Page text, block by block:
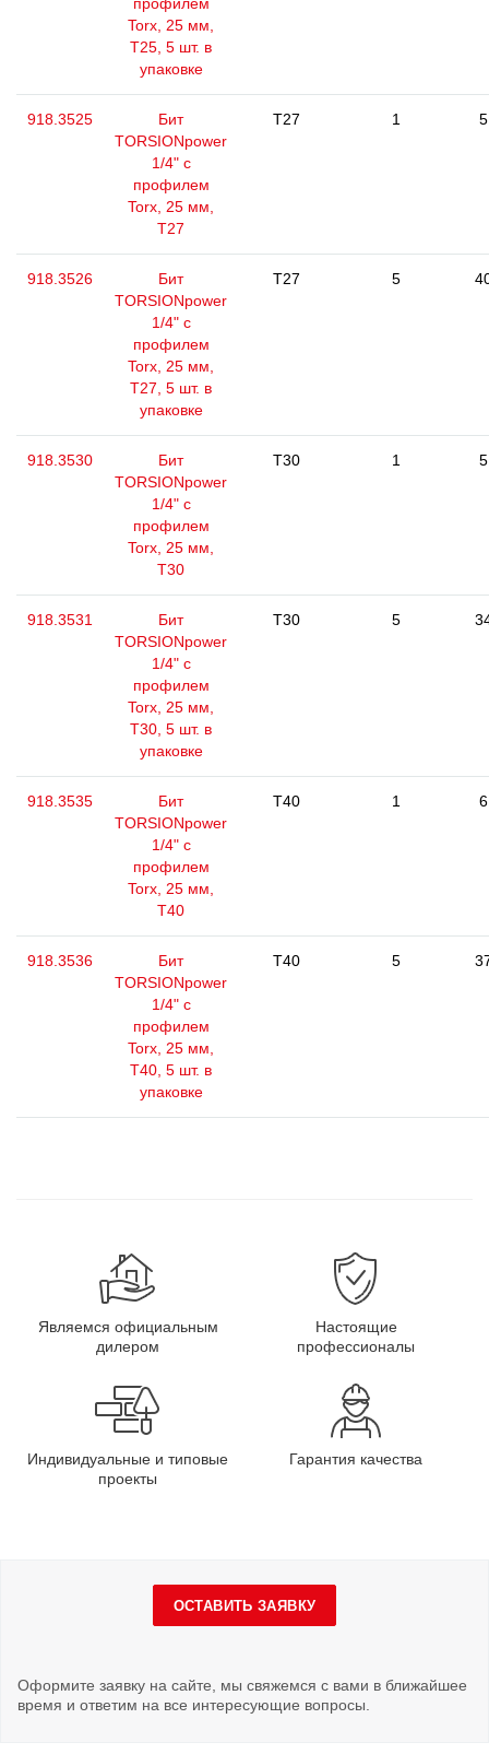
Torx, 25 мм,
Т25, 5 шт. в
упаковке
918.3525
Бит
TORSIONpower
1/4" с
профилем
Torx, 25 мм,
Т27
T27 1 5
918.3526
Бит
TORSIONpower
1/4" с
профилем
Torx, 25 мм,
Т27, 5 шт. в
упаковке
T27 5
918.3530
Бит
TORSIONpower
1/4" с
профилем
Torx, 25 мм,
Т30
T30 1 5
918.3531
Бит
TORSIONpower
1/4" с
профилем
Torx, 25 мм,
Т30, 5 шт. в
упаковке
T30 5
918.3535
Бит
TORSIONpower
1/4" с
профилем
Torx, 25 мм,
Т40
T40 1 6
918.3536
Бит
TORSIONpower
1/4" с
профилем
Torx, 25 мм,
Т40, 5 шт. в
упаковке
T40 5
Являемся официальным
дилером
Настоящие
профессионалы
Индивидуальные и типовые
проекты
Гарантия качества
ОСТАВИТЬ ЗАЯВКУ
Оформите заявку на сайте, мы свяжемся с вами в ближайшее
время и ответим на все интересующие вопросы.